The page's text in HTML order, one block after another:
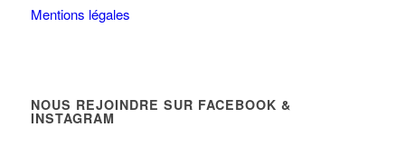
Mentions légales
NOUS REJOINDRE SUR FACEBOOK &
INSTAGRAM